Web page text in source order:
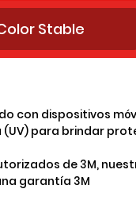
Stable
dispositivos
para brindar
de 3M,
garantía 3M